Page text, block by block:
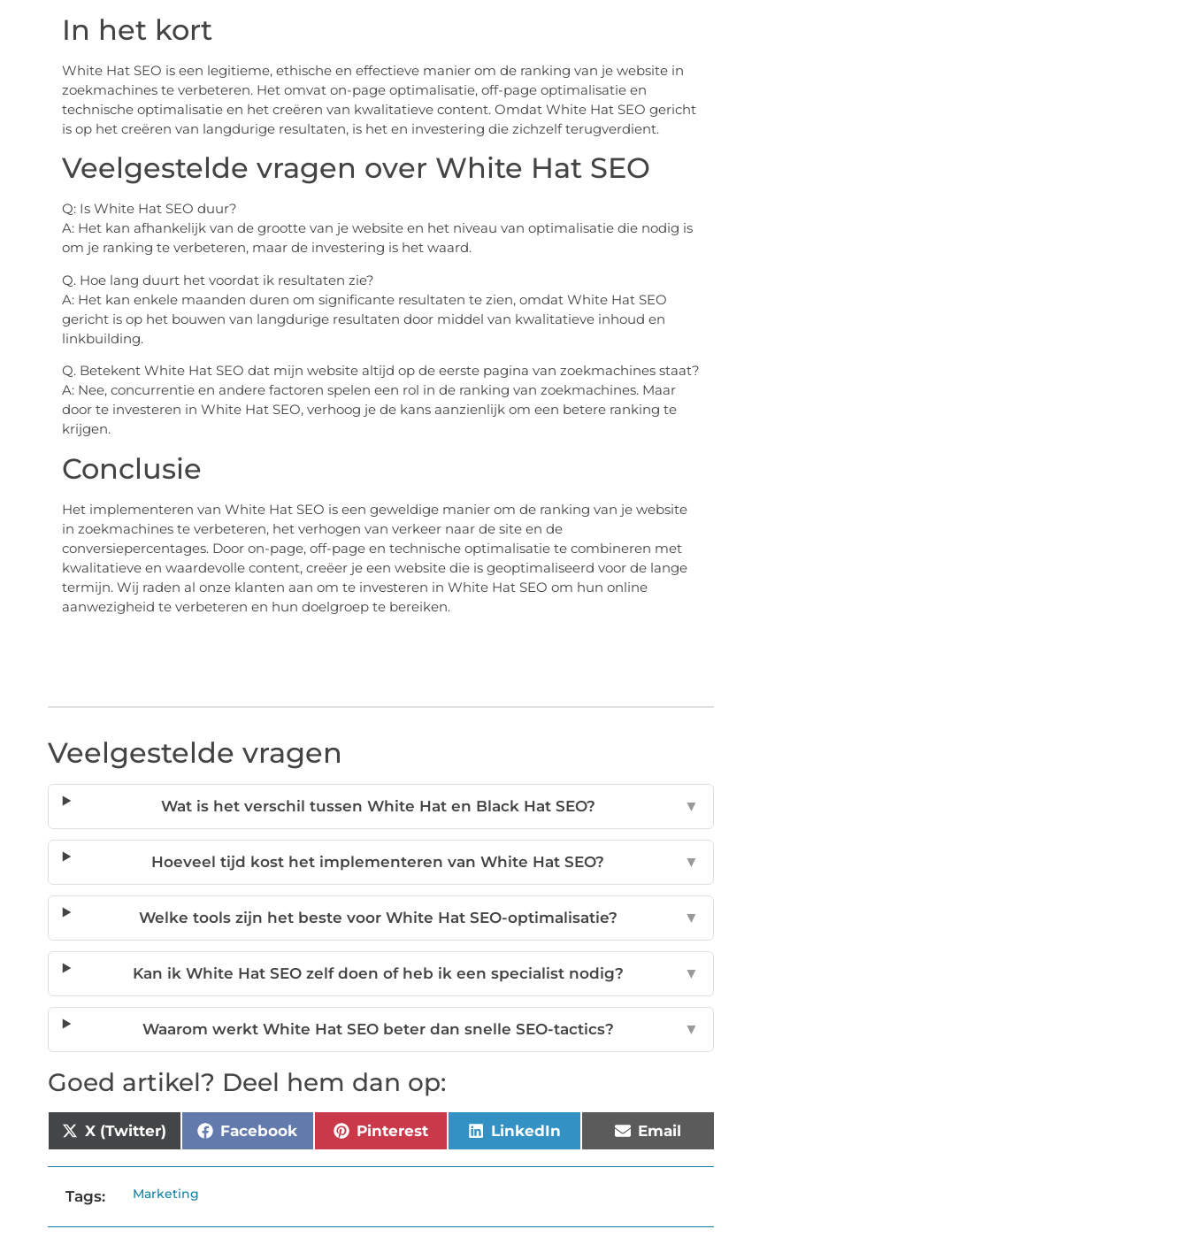
In het kort
White Hat SEO is een legitieme, ethische en effectieve manier om de ranking van je website in
zoekmachines te verbeteren. Het omvat on-page optimalisatie, off-page optimalisatie en
technische optimalisatie en het creëren van kwalitatieve content. Omdat White Hat SEO gericht
is op het creëren van langdurige resultaten, is het en investering die zichzelf terugverdient.
Veelgestelde vragen over White Hat SEO
Q: Is White Hat SEO duur?
A: Het kan afhankelijk van de grootte van je website en het niveau van optimalisatie die nodig is
om je ranking te verbeteren, maar de investering is het waard.
Q. Hoe lang duurt het voordat ik resultaten zie?
A: Het kan enkele maanden duren om significante resultaten te zien, omdat White Hat SEO
gericht is op het bouwen van langdurige resultaten door middel van kwalitatieve inhoud en
linkbuilding.
Q. Betekent White Hat SEO dat mijn website altijd op de eerste pagina van zoekmachines staat?
A: Nee, concurrentie en andere factoren spelen een rol in de ranking van zoekmachines. Maar
door te investeren in White Hat SEO, verhoog je de kans aanzienlijk om een betere ranking te
krijgen.
Conclusie
Het implementeren van White Hat SEO is een geweldige manier om de ranking van je website
in zoekmachines te verbeteren, het verhogen van verkeer naar de site en de
conversiepercentages. Door on-page, off-page en technische optimalisatie te combineren met
kwalitatieve en waardevolle content, creëer je een website die is geoptimaliseerd voor de lange
termijn. Wij raden al onze klanten aan om te investeren in White Hat SEO om hun online
aanwezigheid te verbeteren en hun doelgroep te bereiken.
Veelgestelde vragen
Wat is het verschil tussen White Hat en Black Hat SEO? ▼
Hoeveel tijd kost het implementeren van White Hat SEO? ▼
Welke tools zijn het beste voor White Hat SEO-optimalisatie? ▼
Kan ik White Hat SEO zelf doen of heb ik een specialist nodig? ▼
Waarom werkt White Hat SEO beter dan snelle SEO-tactics? ▼
Goed artikel? Deel hem dan op:
X (Twitter) Facebook Pinterest LinkedIn Email
Tags: Marketing